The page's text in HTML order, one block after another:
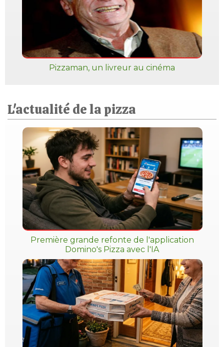
Pizzaman, un livreur au cinéma
L'actualité de la pizza
Première grande refonte de l'application
Domino's Pizza avec l'IA